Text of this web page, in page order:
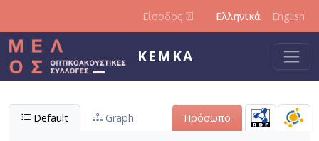
Είσοδος Ελληνικά English
ΚΕΜΚΑ
Default Graph Πρόσωπο